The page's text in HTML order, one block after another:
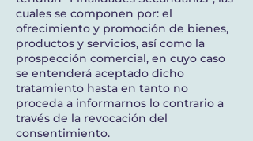
cuales se componen por: el
ofrecimiento y promoción de bienes,
productos y servicios, así como la
prospección comercial, en cuyo caso
se entenderá aceptado dicho
tratamiento hasta en tanto no
proceda a informarnos lo contrario a
través de la revocación del
consentimiento.